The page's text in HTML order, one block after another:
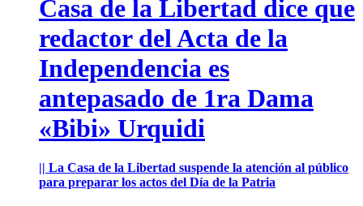
Casa de la Libertad dice que
redactor del Acta de la
Independencia es
antepasado de 1ra Dama
«Bibi» Urquidi
|| La Casa de la Libertad suspende la atención al público
para preparar los actos del Día de la Patria